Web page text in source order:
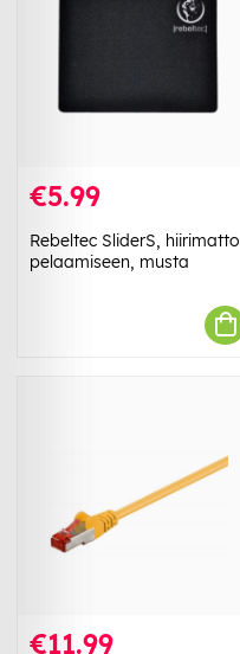
€5.99
Rebeltec SliderS, hiirimatto
pelaamiseen, musta
€11.99